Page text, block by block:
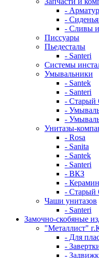
-
- Сиденья
- Сливы и
Писсуары
Пьедесталы
- Santeri
Системы
Умывальники
- Santek
- Santeri
- Старый
-
-
Унитазы-
- Rosa
- Sanita
- Santek
- Santeri
- ВКЗ
- Керамин
- Старый
Чаши унитазов
- Santeri
Замочно-скобяные
"Металлист"
- Для
-
-